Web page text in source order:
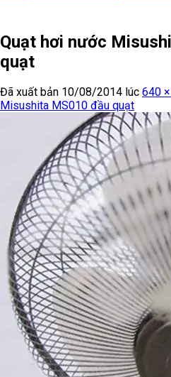
Quạt hơi nước
quạt
Đã xuất bản 10/08/2014 lúc 640
Misushita MS010 đầu quạt